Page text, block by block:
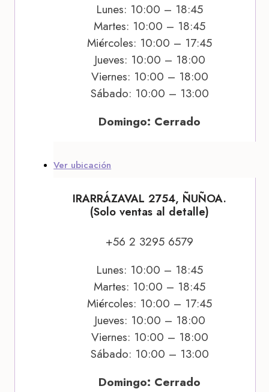
Lunes: 10:00 – 18:45
Martes: 10:00 – 18:45
Miércoles: 10:00 – 17:45
Jueves: 10:00 – 18:00
Viernes: 10:00 – 18:00
Sábado: 10:00 – 13:00
Domingo: Cerrado
Ver ubicación
IRARRÁZAVAL 2754, ÑUÑOA.
(Solo ventas al detalle)
+56 2 3295 6579
Lunes: 10:00 – 18:45
Martes: 10:00 – 18:45
Miércoles: 10:00 – 17:45
Jueves: 10:00 – 18:00
Viernes: 10:00 – 18:00
Sábado: 10:00 – 13:00
Domingo: Cerrado